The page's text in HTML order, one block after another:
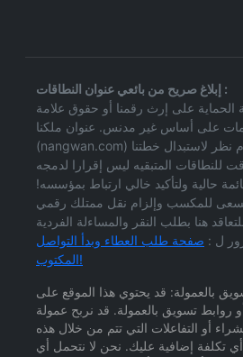
إبلاغ صريح من بائعي عنوان النطاقات :
الحماية على إرث رقمنا أو حقوق علامة
على أساس غير مدنس. عنوان ملكنا
(nangwan.com) معروض للتو للعموم نظر لاستبدال خطتنا
للنطاقات المتبقيه ليس إقرارا لدمجه
حالية ولتأكيد خالي ارتباط بمؤسسه!
للمكسب وإلزام نقل ممتلك رقمي
هنا بطلب النقر والمساءلة الفردية
ل : صفحة طلب العطاء وبدأ التواصل
المكتوب!
بالعمولة: قد يحتوي هذا الموقع على
روابط تسويق بالعمولة. قد نربح عمولة
أو التفاعلات التي تتم من خلال هذه
تكلفة إضافية عليك. نحن لا نتحمل أي